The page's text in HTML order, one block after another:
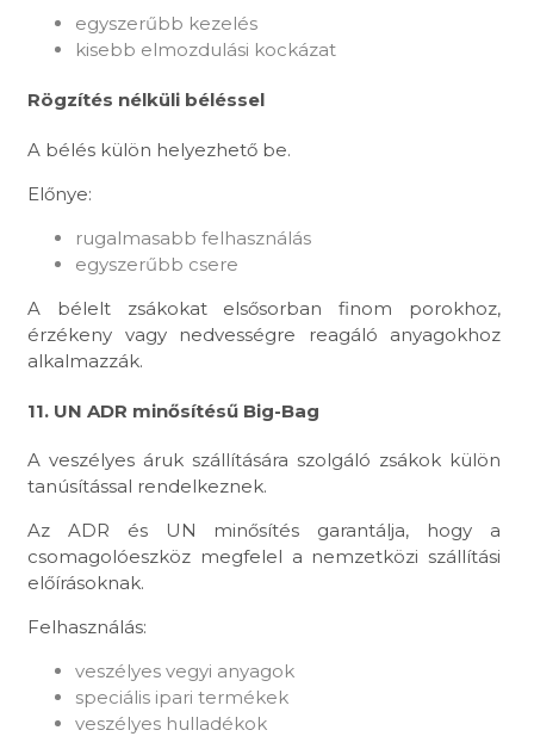
egyszerűbb kezelés
kisebb elmozdulási kockázat
Rögzítés nélküli béléssel
A bélés külön helyezhető be.
Előnye:
rugalmasabb felhasználás
egyszerűbb csere
A bélelt zsákokat elsősorban finom porokhoz,
érzékeny vagy nedvességre reagáló anyagokhoz
alkalmazzák.
11. UN ADR minősítésű Big-Bag
A veszélyes áruk szállítására szolgáló zsákok külön
tanúsítással rendelkeznek.
Az ADR és UN minősítés garantálja, hogy a
csomagolóeszköz megfelel a nemzetközi szállítási
előírásoknak.
Felhasználás:
veszélyes vegyi anyagok
speciális ipari termékek
veszélyes hulladékok